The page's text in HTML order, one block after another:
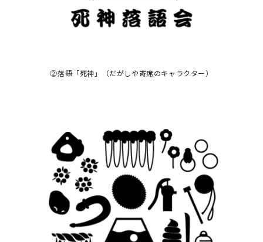
②落語「死神」（だがしや寄席のキャラクター）